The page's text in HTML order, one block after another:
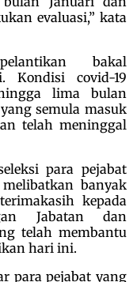
evaluasi,” kata
bakal
Kondisi covid-19
lima bulan
semula masuk
telah meninggal
para pejabat
banyak
kepada
Jabatan dan
telah membantu
hari ini.
para pejabat yang